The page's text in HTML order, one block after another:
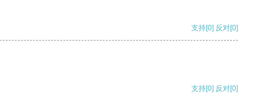
支持[0] 反对[0]
支持[0] 反对[0]